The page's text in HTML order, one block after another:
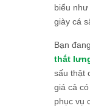
biểu như
giày cá
Bạn
thắt
sấu thật
giá cả
phục vụ